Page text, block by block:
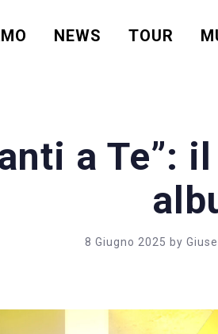
NEWS TOUR
a Te”:
8 Giugno 2025 by